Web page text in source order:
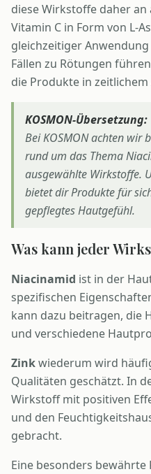
diese Wirkstoffe daher
Vitamin C in Form von L-
gleichzeitiger
Fällen zu Rötungen
die Produkte in
KOSMON-Übersetzung:
Bei KOSMON achten wir
rund um das Thema
ausgewählte Wirkstoffe.
bietet dir Produkte für
gepflegtes Hautgefühl.
Was kann jeder
Niacinamid ist in der
spezifischen
kann dazu beitragen, die
und verschiedene
Zinkwiederum wird
Qualitäten geschätzt. In
Wirkstoff mit positiven
und den
gebracht.
Eine besonders